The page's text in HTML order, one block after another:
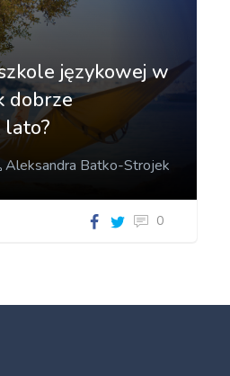
językowej w
dobrze
Aleksandra Batko-Strojek
0